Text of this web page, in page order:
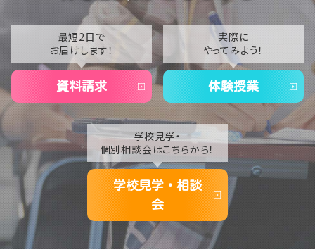
2021
2020
最短2日で
お届けします！
資料請求
実際に
やってみよう！
体験授業
学校見学・
個別相談会はこちらから！
学校見学・相談
会